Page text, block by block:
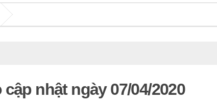
nhật ngày 07/04/2020